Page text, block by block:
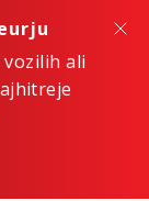
ali